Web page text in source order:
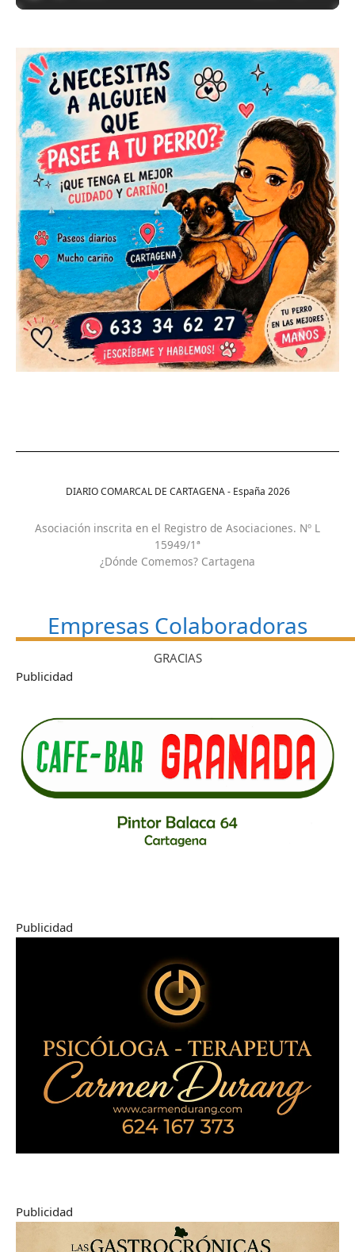
DIARIO COMARCAL DE CARTAGENA - España 2026
Asociación inscrita en el Registro de Asociaciones. Nº L
15949/1ª
¿Dónde Comemos? Cartagena
Empresas Colaboradoras
GRACIAS
Publicidad
Publicidad
Publicidad